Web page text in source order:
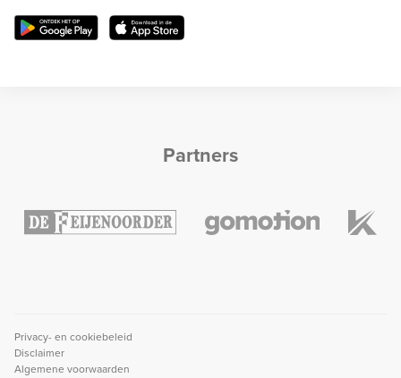
Partners
Privacy- en cookiebeleid
Disclaimer
Algemene voorwaarden